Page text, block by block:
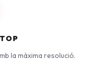
la màxima resolució.